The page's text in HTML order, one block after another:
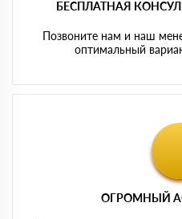
БЕСПЛАТНАЯ
Позвоните нам и наш
оптимальный
ОГРОМНЫЙ